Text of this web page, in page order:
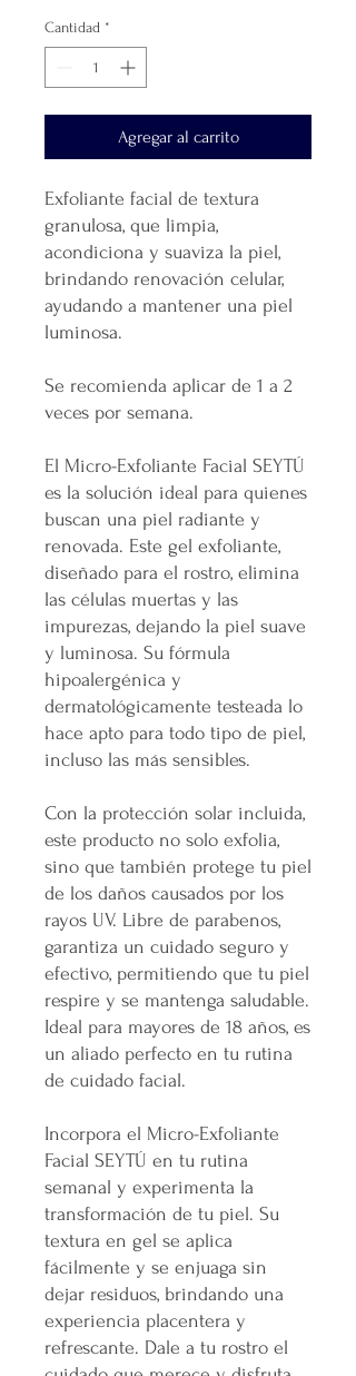
Cantidad *
Agregar al carrito
Exfoliante facial de textura
granulosa, que limpia,
acondiciona y suaviza la piel,
brindando renovación celular,
ayudando a mantener una piel
luminosa.
Se recomienda aplicar de 1 a 2
veces por semana.
El Micro-Exfoliante Facial SEYTÚ
es la solución ideal para quienes
buscan una piel radiante y
renovada. Este gel exfoliante,
diseñado para el rostro, elimina
las células muertas y las
impurezas, dejando la piel suave
y luminosa. Su fórmula
hipoalergénica y
dermatológicamente testeada lo
hace apto para todo tipo de piel,
incluso las más sensibles.
Con la protección solar incluida,
este producto no solo exfolia,
sino que también protege tu piel
de los daños causados por los
rayos UV. Libre de parabenos,
garantiza un cuidado seguro y
efectivo, permitiendo que tu piel
respire y se mantenga saludable.
Ideal para mayores de 18 años, es
un aliado perfecto en tu rutina
de cuidado facial.
Incorpora el Micro-Exfoliante
Facial SEYTÚ en tu rutina
semanal y experimenta la
transformación de tu piel. Su
textura en gel se aplica
fácilmente y se enjuaga sin
dejar residuos, brindando una
experiencia placentera y
refrescante. Dale a tu rostro el